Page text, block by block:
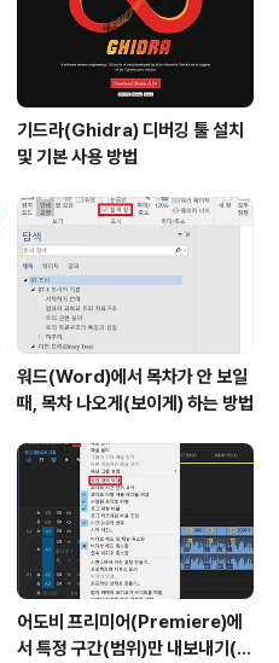
기드라(Ghidra) 디버깅 툴 설치
및 기본 사용 방법
워드(Word)에서 목차가 안 보일
때, 목차 나오게(보이게) 하는 방법
어도비 프리미어(Premiere)에
서 특정 구간(범위)만 내보내기(출